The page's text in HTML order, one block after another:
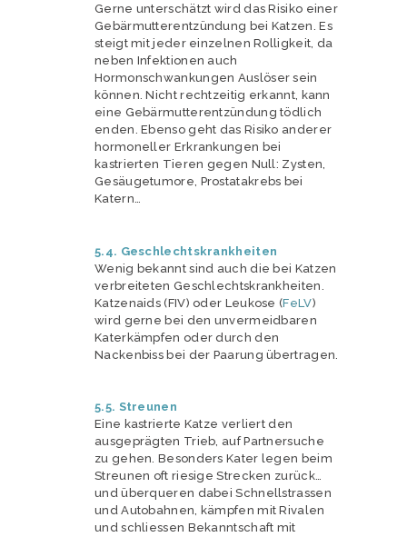
Gerne unterschätzt wird das Risiko einer
Gebärmutterentzündung bei Katzen. Es
steigt mit jeder einzelnen Rolligkeit, da
neben Infektionen auch
Hormonschwankungen Auslöser sein
können. Nicht rechtzeitig erkannt, kann
eine Gebärmutterentzündung tödlich
enden. Ebenso geht das Risiko anderer
hormoneller Erkrankungen bei
kastrierten Tieren gegen Null: Zysten,
Gesäugetumore, Prostatakrebs bei
Katern…
5.4. Geschlechtskrankheiten
Wenig bekannt sind auch die bei Katzen
verbreiteten Geschlechtskrankheiten.
Katzenaids (FIV) oder Leukose (FeLV)
wird gerne bei den unvermeidbaren
Katerkämpfen oder durch den
Nackenbiss bei der Paarung übertragen.
5.5. Streunen
Eine kastrierte Katze verliert den
ausgeprägten Trieb, auf Partnersuche
zu gehen. Besonders Kater legen beim
Streunen oft riesige Strecken zurück…
und überqueren dabei Schnellstrassen
und Autobahnen, kämpfen mit Rivalen
und schliessen Bekanntschaft mit